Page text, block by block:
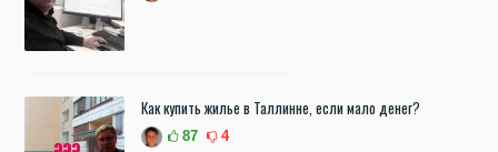
Как купить жилье в Таллинне, если мало денег?
87 4